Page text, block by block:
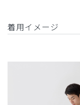
着用イメージ